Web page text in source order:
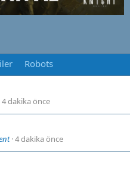
Robots
4 dakika önce
4 dakika önce